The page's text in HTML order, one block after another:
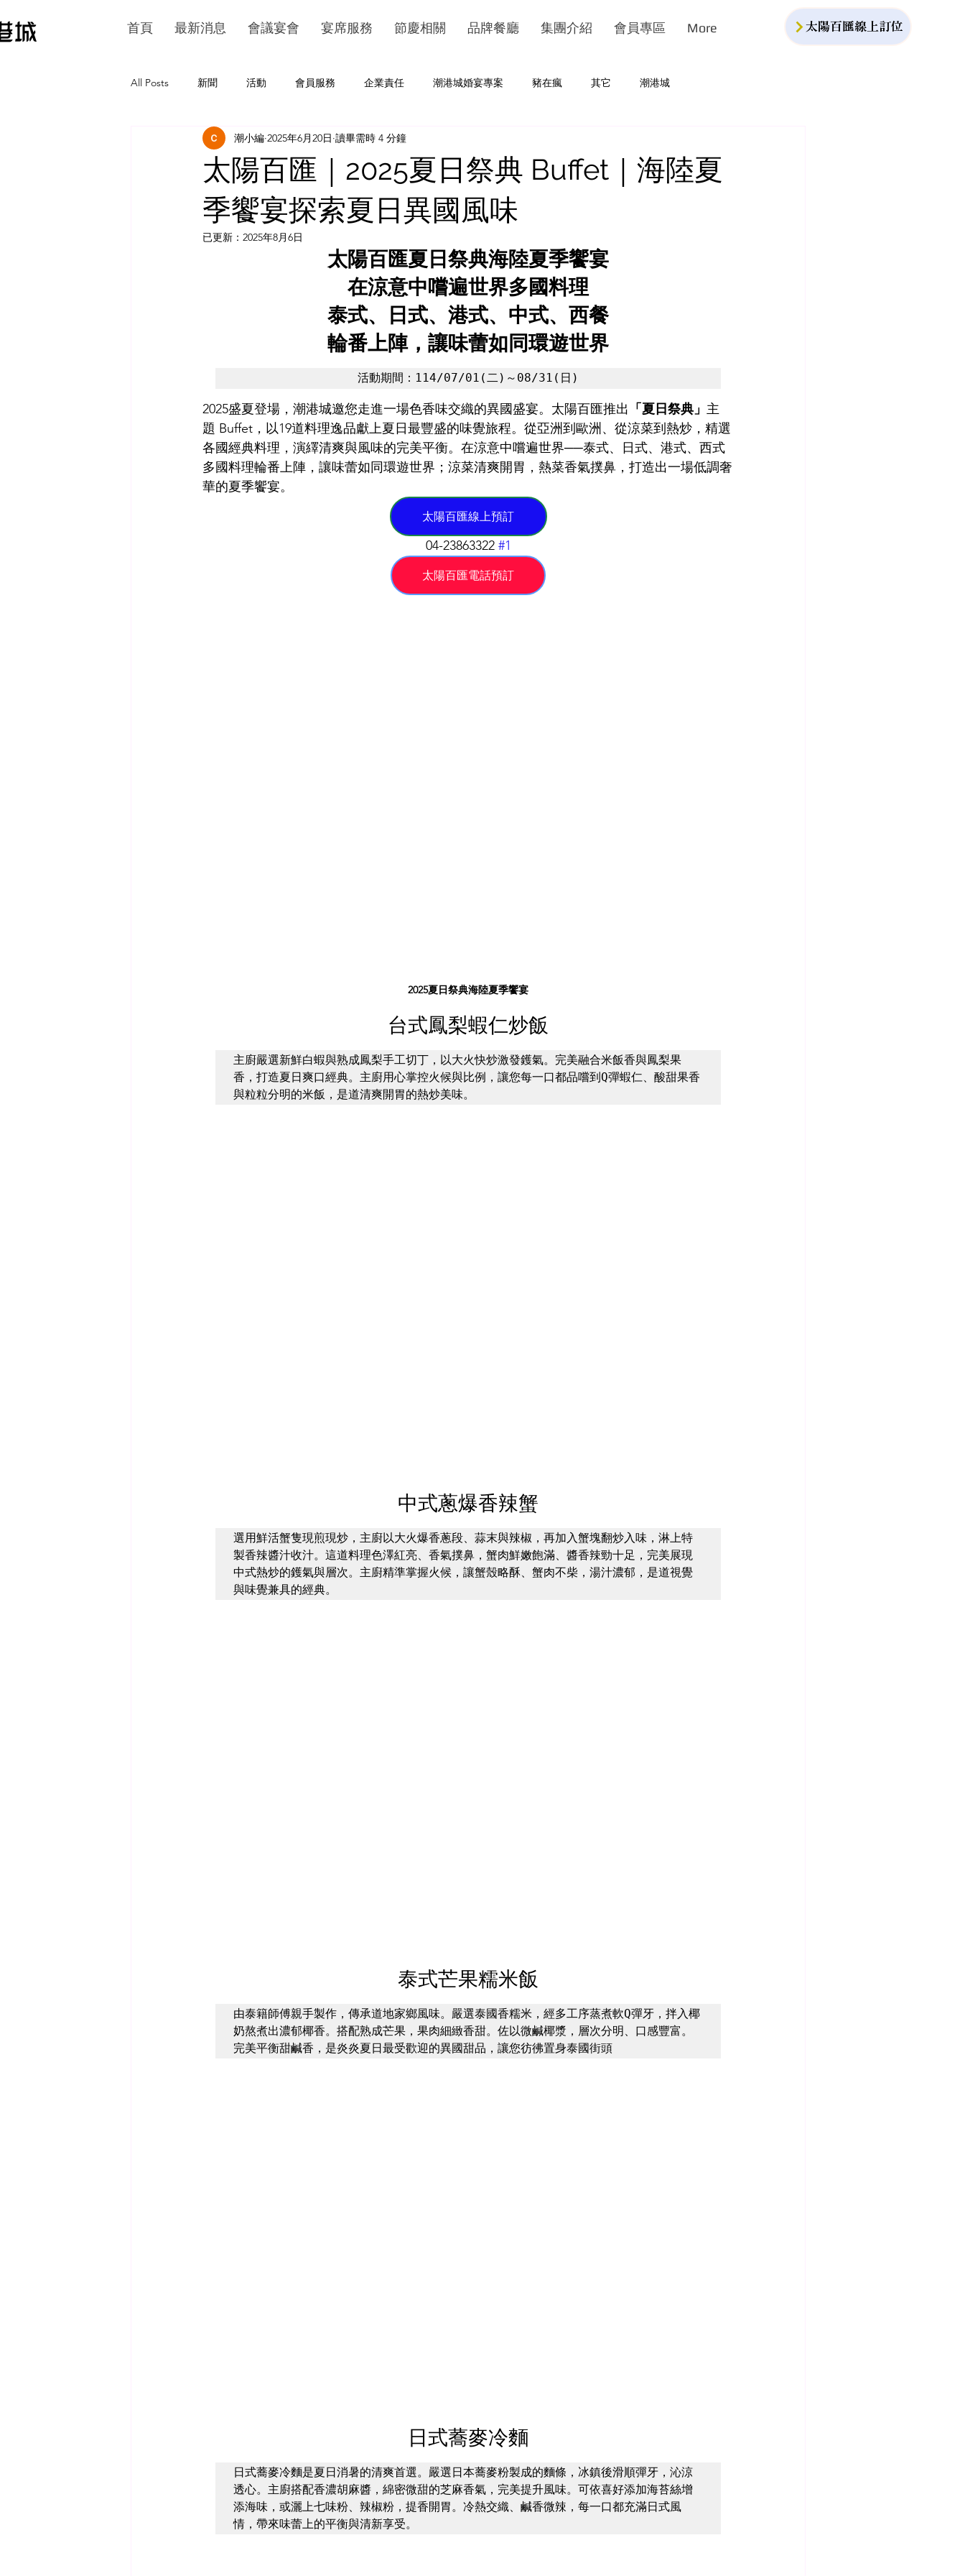
首頁 最新消息 會議宴會 宴席服務 節慶相關 品牌餐廳 集團介紹 會員專區 More 太陽百匯線上訂位
All Posts 新聞 活動 會員服務 企業責任 潮港城婚宴專案 豬在瘋 其它 潮港城
太陽百匯｜2025夏日祭典 Buffet｜海陸夏
季饗宴探索夏日異國風味
潮小編 2025年6月20日 讀畢需時 4 分鐘
已更新： 2025年8月6日
太陽百匯夏日祭典海陸夏季饗宴
在涼意中嚐遍世界多國料理
泰式、日式、港式、中式、西餐
輪番上陣，讓味蕾如同環遊世界
活動期間：114/07/01(二)～08/31(日)
2025盛夏登場，潮港城邀您走進一場色香味交織的異國盛宴。太陽百匯推出 「夏日祭典」 主
題 Buffet，以19道料理逸品獻上夏日最豐盛的味覺旅程。從亞洲到歐洲、從涼菜到熱炒，精選
各國經典料理，演繹清爽與風味的完美平衡。在涼意中嚐遍世界──泰式、日式、港式、西式
多國料理輪番上陣，讓味蕾如同環遊世界；涼菜清爽開胃，熱菜香氣撲鼻，打造出一場低調奢
華的夏季饗宴。
太陽百匯線上預訂
04-23863322 #1
太陽百匯電話預訂
2025夏日祭典海陸夏季饗宴
台式鳳梨蝦仁炒飯
主廚嚴選新鮮白蝦與熟成鳳梨手工切丁，以大火快炒激發鑊氣。完美融合米飯香與鳳梨果
香，打造夏日爽口經典。主廚用心掌控火候與比例，讓您每一口都品嚐到Q彈蝦仁、酸甜果香
與粒粒分明的米飯，是道清爽開胃的熱炒美味。
中式蔥爆香辣蟹
選用鮮活蟹隻現煎現炒，主廚以大火爆香蔥段、蒜末與辣椒，再加入蟹塊翻炒入味，淋上特
製香辣醬汁收汁。這道料理色澤紅亮、香氣撲鼻，蟹肉鮮嫩飽滿、醬香辣勁十足，完美展現
中式熱炒的鑊氣與層次。主廚精準掌握火候，讓蟹殼略酥、蟹肉不柴，湯汁濃郁，是道視覺
與味覺兼具的經典。
泰式芒果糯米飯
由泰籍師傅親手製作，傳承道地家鄉風味。嚴選泰國香糯米，經多工序蒸煮軟Q彈牙，拌入椰
奶熬煮出濃郁椰香。搭配熟成芒果，果肉細緻香甜。佐以微鹹椰漿，層次分明、口感豐富。
完美平衡甜鹹香，是炎炎夏日最受歡迎的異國甜品，讓您彷彿置身泰國街頭
日式蕎麥冷麵
日式蕎麥冷麵是夏日消暑的清爽首選。嚴選日本蕎麥粉製成的麵條，冰鎮後滑順彈牙，沁涼
透心。主廚搭配香濃胡麻醬，綿密微甜的芝麻香氣，完美提升風味。可依喜好添加海苔絲增
添海味，或灑上七味粉、辣椒粉，提香開胃。冷熱交織、鹹香微辣，每一口都充滿日式風
情，帶來味蕾上的平衡與清新享受。